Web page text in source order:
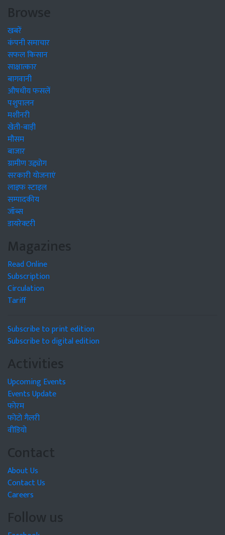
Browse
खबरें
कंपनी समाचार
सफल किसान
साक्षात्कार
बागवानी
औषधीय फसलें
पशुपालन
मशीनरी
खेती-बाड़ी
मौसम
बाजार
ग्रामीण उद्द्योग
सरकारी योजनाएं
लाइफ स्टाइल
सम्पादकीय
जॉब्स
डायरेक्टरी
Magazines
Read Online
Subscription
Circulation
Tariff
Subscribe to print edition
Subscribe to digital edition
Activities
Upcoming Events
Events Update
फोरम
फोटो गैलरी
वीडियो
Contact
About Us
Contact Us
Careers
Follow us